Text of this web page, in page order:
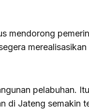
mendorong
pelabuhan.
di Jateng semakin